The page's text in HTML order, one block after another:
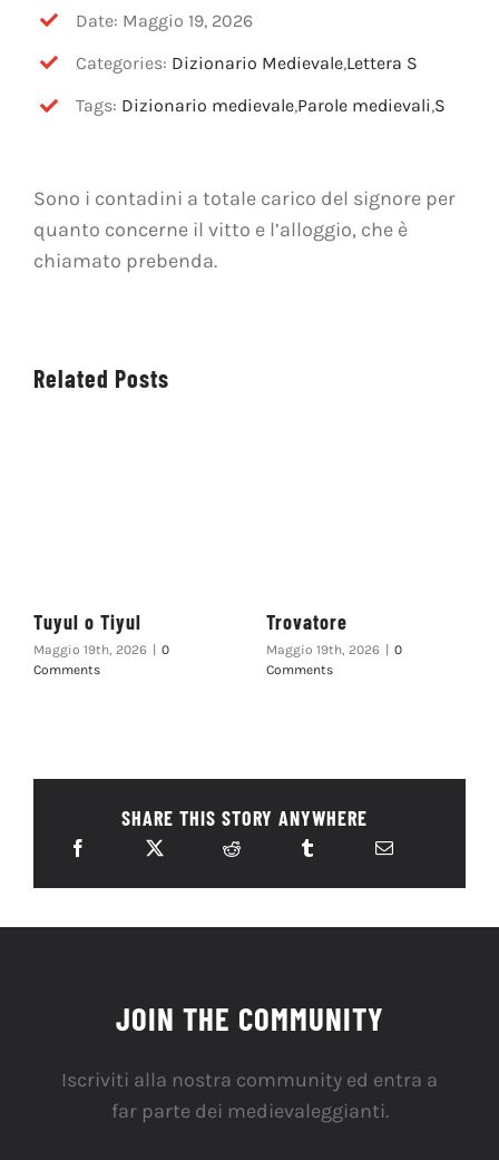
OFF TOPIC
CONTATTI
Date: Maggio 19, 2026
Categories: Dizionario Medievale,Lettera S
Tags: Dizionario medievale,Parole medievali,S
Sono i contadini a totale carico del signore per
quanto concerne il vitto e l’alloggio, che è
chiamato prebenda.
Related Posts
Tuyul o Tiyul
Maggio 19th, 2026
0
Comments
Trovatore
Maggio 19th, 2026
0
Comments
SHARE THIS STORY ANYWHERE
JOIN THE COMMUNITY
Iscriviti alla nostra community ed entra a
far parte dei medievaleggianti.